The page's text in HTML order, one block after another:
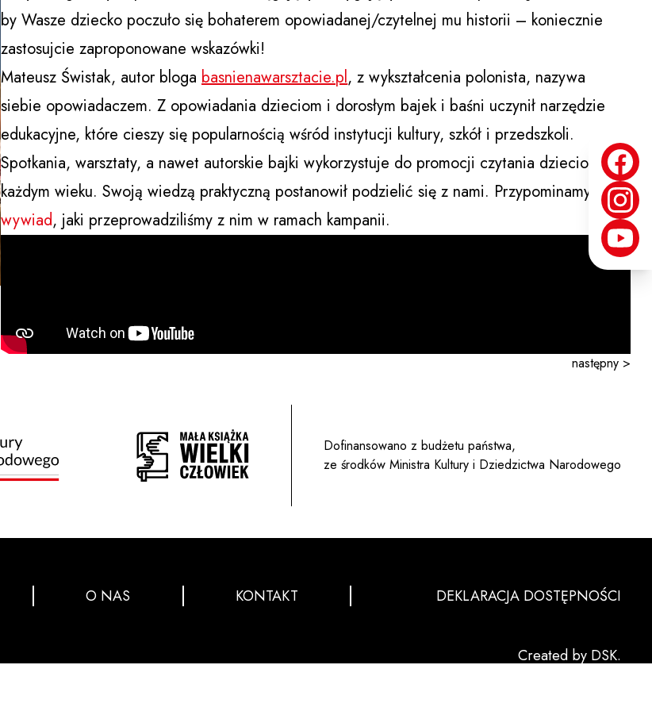
by Wasze dziecko poczuło się bohaterem opowiadanej/czytelnej mu historii – koniecznie
zastosujcie zaproponowane wskazówki!
Mateusz Świstak, autor blogabasnienawarsztacie.pl, z wykształcenia polonista, nazywa
siebie opowiadaczem. Z opowiadania dzieciom i dorosłym bajek i baśni uczynił narzędzie
edukacyjne, które cieszy się popularnością wśród instytucji kultury, szkół i przedszkoli.
Spotkania, warsztaty, a nawet autorskie bajki wykorzystuje do promocji czytania dzieciom w
każdym wieku. Swoją wiedzą praktyczną postanowił podzielić się z nami. Przypominamy
wywiad, jaki przeprowadziliśmy z nim w ramach kampanii.
następny >
Dofinansowano z budżetu państwa,
ze środków Ministra Kultury i Dziedzictwa Narodowego
O NAS KONTAKT DEKLARACJA DOSTĘPNOŚCI
Created by DSK.